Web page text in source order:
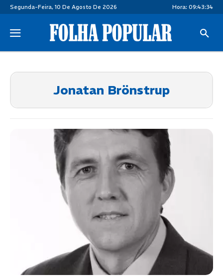
Segunda-Feira, 10 De Agosto De 2026 Hora: 09:43:34
Jonatan Brönstrup